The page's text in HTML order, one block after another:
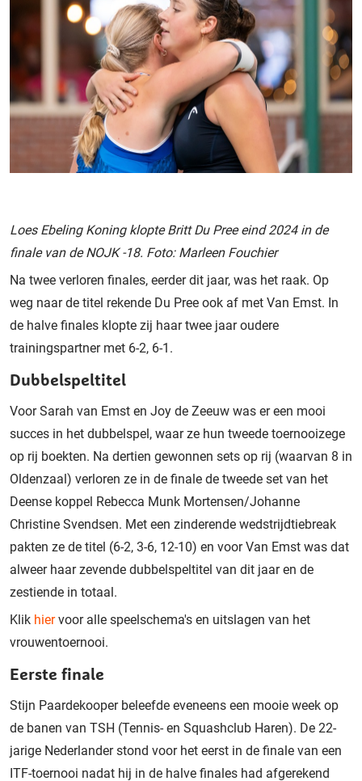
Loes Ebeling Koning klopte Britt Du Pree eind 2024 in de
finale van de NOJK -18. Foto: Marleen Fouchier
Na twee verloren finales, eerder dit jaar, was het raak. Op
weg naar de titel rekende Du Pree ook af met Van Emst. In
de halve finales klopte zij haar twee jaar oudere
trainingspartner met 6-2, 6-1.
Dubbelspeltitel
Voor Sarah van Emst en Joy de Zeeuw was er een mooi
succes in het dubbelspel, waar ze hun tweede toernooizege
op rij boekten. Na dertien gewonnen sets op rij (waarvan 8 in
Oldenzaal) verloren ze in de finale de tweede set van het
Deense koppel Rebecca Munk Mortensen/Johanne
Christine Svendsen. Met een zinderende wedstrijdtiebreak
pakten ze de titel (6-2, 3-6, 12-10) en voor Van Emst was dat
alweer haar zevende dubbelspeltitel van dit jaar en de
zestiende in totaal.
Klik hiervoor alle speelschema's en uitslagen van het
vrouwentoernooi.
Eerste finale
Stijn Paardekooper beleefde eveneens een mooie week op
de banen van TSH (Tennis- en Squashclub Haren). De 22-
jarige Nederlander stond voor het eerst in de finale van een
ITF-toernooi nadat hij in de halve finales had afgerekend